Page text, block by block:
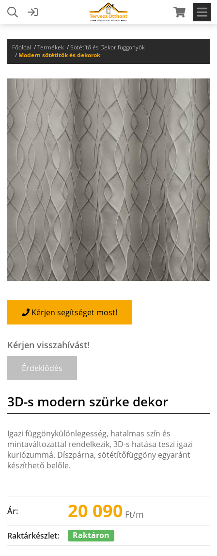
Főoldal Termékek
Sötétítő és Dekor függönyök
Modern sötétítők és dekorok
Kérjen segítséget most!
Kérjen visszahívást!
Érdeklődés
3D-s modern szürke dekor
Igazi függönykülönlegesség, hatalmas szín és
mintaváltozattal rendelkezik, 3D-s hatása teszi igazi
kuriózummá. Díszpárna, sötétítőfüggöny egyaránt
készíthető belőle.
Ár: 20 090 Ft/m
Raktárkészlet: Raktáron